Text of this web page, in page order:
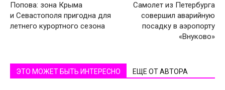
Попова: зона Крыма
и Севастополя пригодна для
летнего курортного сезона
Самолет из Петербурга
совершил аварийную
посадку в аэропорту
«Внуково»
ЭТО МОЖЕТ БЫТЬ ИНТЕРЕСНО ЕЩЕ ОТ АВТОРА